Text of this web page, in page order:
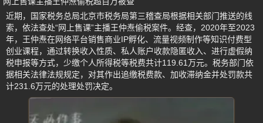
近期，国家税务总局北京市税务局第三稽查局根据相关部门推送的线
索，依法查处“网上售课”主播王仲焘偷税案件。经查，2020年至2023
年，王仲焘在网络平台销售商业IP孵化、流量视频制作等知识付费型
创业课程，通过转换收入性质、私人账户收款隐匿收入、进行虚假纳
税申报等方式，少缴个人所得税等税费共计119.61万元。税务部门依
据相关法律法规规定，对其作出追缴税费款、加收滞纳金并处罚款共
计231.6万元的处理处罚决定。